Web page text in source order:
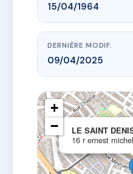
15/04/1964
DERNIÈRE MODIF.
09/04/2025
LE SAINT
16 r ernest
+
−